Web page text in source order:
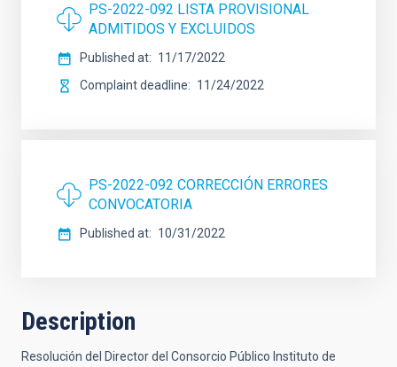
PS-2022-092 LISTA PROVISIONAL
ADMITIDOS Y EXCLUIDOS
Published at
11/17/2022
Complaint deadline
11/24/2022
PS-2022-092 CORRECCIÓN ERRORES
CONVOCATORIA
Published at 10/31/2022
Description
Resolución del Director del Consorcio Público Instituto de